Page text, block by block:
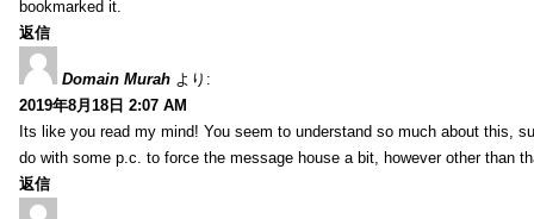
bookmarked it.
返信
Domain Murah より:
2019年8月18日 2:07 AM
Its like you read my mind! You seem to understand so much about this,
do with some p.c. to force the message house a bit, however other than
返信